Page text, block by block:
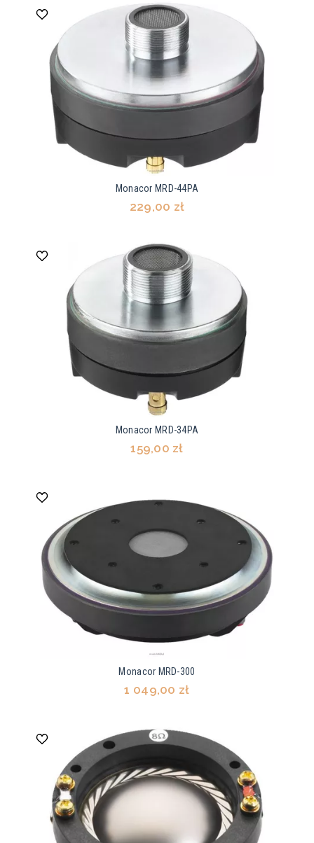
Monacor MRD-44PA
229,00 zł
Monacor MRD-34PA
159,00 zł
Monacor MRD-300
1 049,00 zł